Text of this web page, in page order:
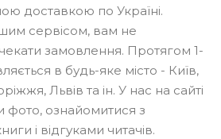
доставкою по Україні.
сервісом, вам не
замовлення. Протягом 1-
в будь-яке місто - Київ,
Львів та ін. У нас на сайті
фото, ознайомитися з
і відгуками читачів.